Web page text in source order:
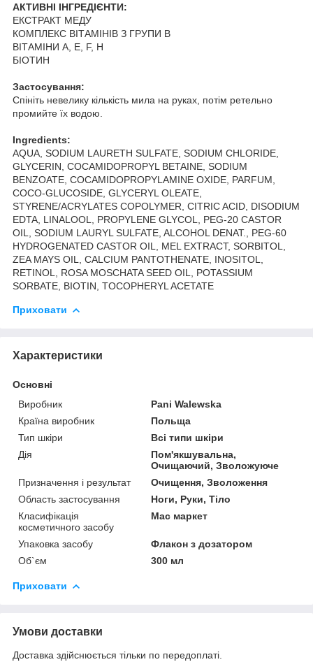
АКТИВНІ ІНГРЕДІЄНТИ:
ЕКСТРАКТ МЕДУ
КОМПЛЕКС ВІТАМІНІВ З ГРУПИ B
ВІТАМІНИ A, E, F, H
БІОТИН
Застосування:
Спініть невелику кількість мила на руках, потім ретельно
промийте їх водою.
Ingredients:
AQUA, SODIUM LAURETH SULFATE, SODIUM CHLORIDE,
GLYCERIN, COCAMIDOPROPYL BETAINE, SODIUM
BENZOATE, COCAMIDOPROPYLAMINE OXIDE, PARFUM,
COCO-GLUCOSIDE, GLYCERYL OLEATE,
STYRENE/ACRYLATES COPOLYMER, CITRIC ACID, DISODIUM
EDTA, LINALOOL, PROPYLENE GLYCOL, PEG-20 CASTOR
OIL, SODIUM LAURYL SULFATE, ALCOHOL DENAT., PEG-60
HYDROGENATED CASTOR OIL, MEL EXTRACT, SORBITOL,
ZEA MAYS OIL, CALCIUM PANTOTHENATE, INOSITOL,
RETINOL, ROSA MOSCHATA SEED OIL, POTASSIUM
SORBATE, BIOTIN, TOCOPHERYL ACETATE
Приховати
Характеристики
Основні
Виробник
Pani Walewska
Країна виробник
Польща
Тип шкіри
Всі типи шкіри
Дія
Пом'якшувальна,
Очищаючий, Зволожуюче
Призначення і результат
Очищення, Зволоження
Область застосування
Ноги, Руки, Тіло
Класифікація
косметичного засобу
Мас маркет
Упаковка засобу
Флакон з дозатором
Об`єм
300 мл
Приховати
Умови доставки
Доставка здійснюється тільки по передоплаті.